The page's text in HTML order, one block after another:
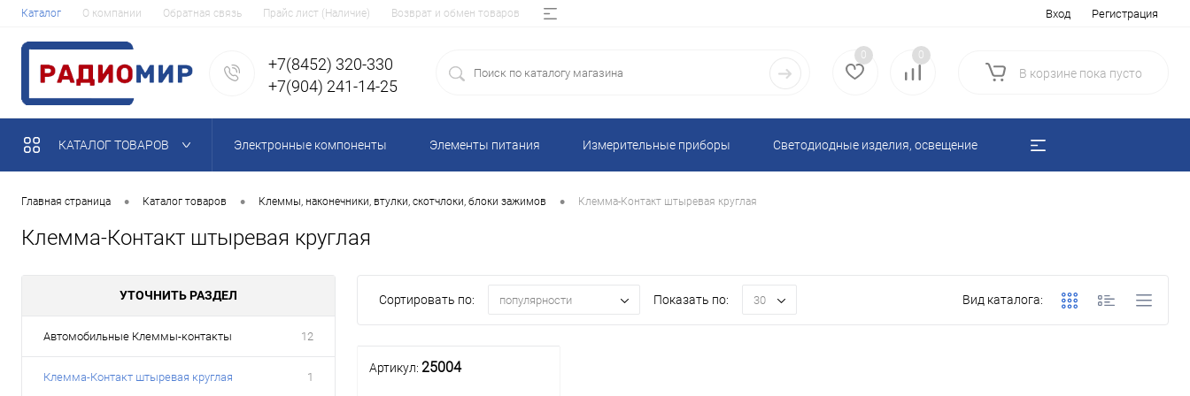
Каталог О компании Обратная связь Прайс лист (Наличие) Возврат и обмен товаров Вход Регистрация
+7(8452) 320-330
+7(904) 241-14-25
0 0
В корзине пока пусто
КАТАЛОГ ТОВАРОВ Электронные компоненты Элементы питания Измерительные приборы Светодиодные изделия, освещение
Главная страница • Каталог товаров • Клеммы, наконечники, втулки, скотчлоки, блоки зажимов • Клемма-Контакт штыревая круглая
Клемма-Контакт штыревая круглая
УТОЧНИТЬ РАЗДЕЛ
Автомобильные Клеммы-контакты 12
Клемма-Контакт штыревая круглая 1
Сортировать по: популярности Показать по: 30 Вид каталога:
Артикул: 25004